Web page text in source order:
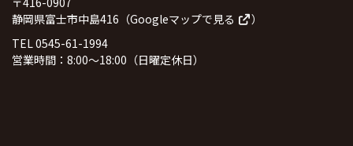
静岡県富士市中島416（Googleマップで見る
）
TEL 0545-61-1994
営業時間：8:00～18:00（日曜定休日）